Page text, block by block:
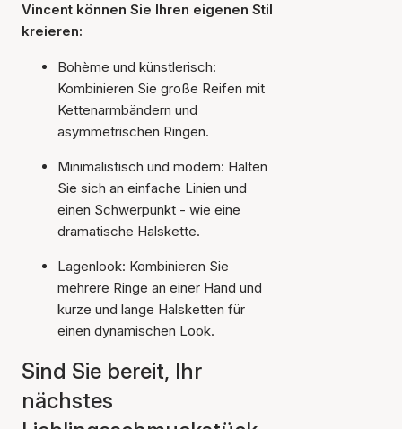
Vincent können Sie Ihren eigenen Stil
kreieren:
Bohème und künstlerisch:
Kombinieren Sie große Reifen mit
Kettenarmbändern und
asymmetrischen Ringen.
Minimalistisch und modern: Halten
Sie sich an einfache Linien und
einen Schwerpunkt - wie eine
dramatische Halskette.
Lagenlook: Kombinieren Sie
mehrere Ringe an einer Hand und
kurze und lange Halsketten für
einen dynamischen Look.
Sind Sie bereit, Ihr
nächstes